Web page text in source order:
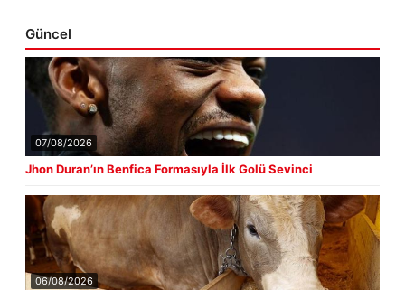
Güncel
07/08/2026
Jhon Duran’ın Benfica Formasıyla İlk Golü Sevinci
06/08/2026